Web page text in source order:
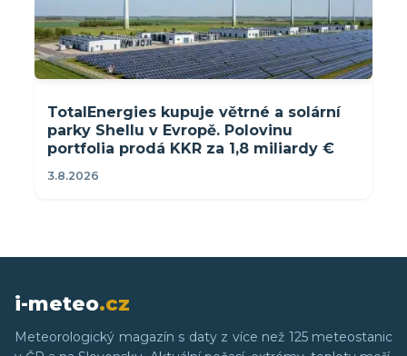
TotalEnergies kupuje větrné a solární
parky Shellu v Evropě. Polovinu
portfolia prodá KKR za 1,8 miliardy €
3.8.2026
i-meteo.cz
Meteorologický magazín s daty z více než 125 meteostanic